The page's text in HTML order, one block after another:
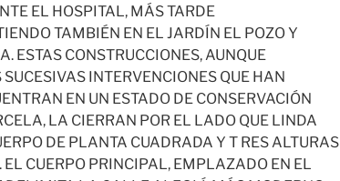
EL HOSPITAL, MÁS TARDE
TAMBIÉN EN EL JARDÍN EL POZO Y
ESTAS CONSTRUCCIONES, AUNQUE
INTERVENCIONES QUE HAN
EN UN ESTADO DE CONSERVACIÓN
LA CIERRAN POR EL LADO QUE LINDA
DE PLANTA CUADRADA Y T RES ALTURAS
CUERPO PRINCIPAL, EMPLAZADO EN EL